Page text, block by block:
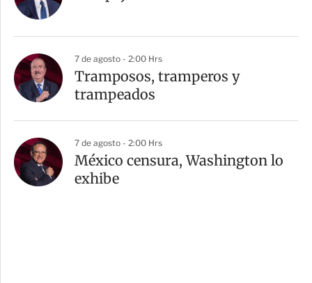
7 de agosto - 2:00 Hrs
Tramposos, tramperos y
trampeados
7 de agosto - 2:00 Hrs
México censura, Washington lo
exhibe